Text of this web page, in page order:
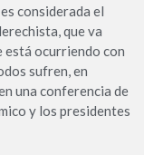
considerada el
que va
está ocurriendo con
sufren, en
una conferencia de
y los presidentes